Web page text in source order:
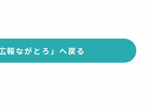
広報ながとろ」へ戻る